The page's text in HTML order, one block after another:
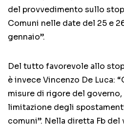
del provvedimento sullo
Comuni nelle date del 25 e
gennaio”.
Del tutto favorevole allo
è invece Vincenzo De Luca:
misure di rigore del
limitazione degli
comuni”. Nella diretta Fb